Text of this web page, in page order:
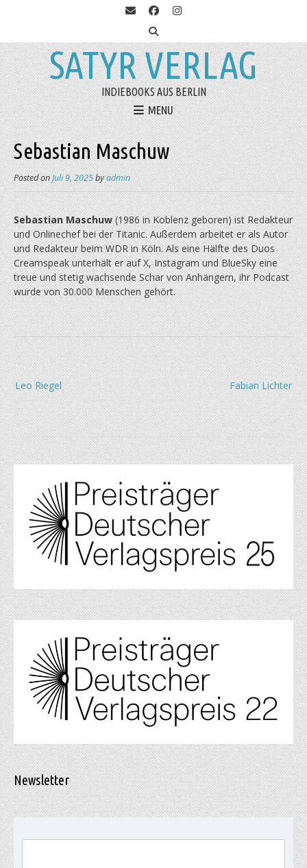
SATYR VERLAG
INDIEBOOKS AUS BERLIN
MENU
Sebastian Maschuw
Posted onJuli 9, 2025byadmin
Sebastian Maschuw(1986 in Koblenz geboren) ist Redakteur
und Onlinechef bei der Titanic. Außerdem arbeitet er als Autor
und Redakteur beim WDR in Köln. Als eine Hälfte des Duos
Creamspeak unterhält er auf X, Instagram und BlueSky eine
treue und stetig wachsende Schar von Anhängern, ihr Podcast
wurde von 30.000 Menschen gehört.
Beitragsnavigation
Fabian Lichter
Leo Riegel
Newsletter